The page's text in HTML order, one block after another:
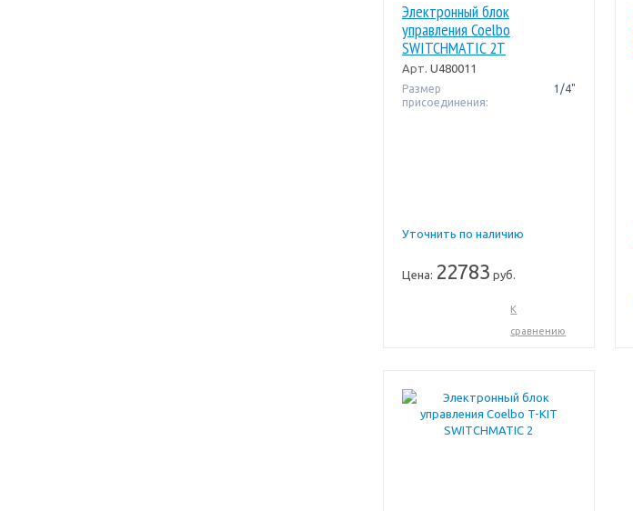
Электронный блок
управления Coelbo
SWITCHMATIC 2T
Арт. U480011
Размер
присоединения:
1/4"
Уточнить по наличию
Цена: 22783 руб.
К
сравнению